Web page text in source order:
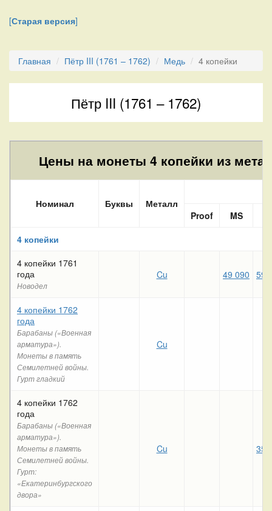
[Старая версия]
Главная Пётр III (1761 – 1762) Медь 4 копейки
Пётр III (1761 – 1762)
Цены на монеты 4 копейки из
Номинал Буквы Металл
Proof
MS
4 копейки
4 копейки 1761
года
Новодел
Cu 49 090 59
4 копейки 1762
года
Барабаны («Военная
арматура»).
Монеты в память
Семилетней войны.
Гурт гладкий
Cu
4 копейки 1762
года
Барабаны («Военная
арматура»).
Монеты в память
Семилетней войны.
Гурт:
«Екатеринбургского
двора»
Cu 35